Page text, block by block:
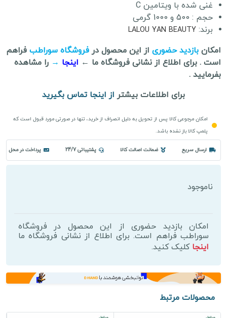
غنی شده با ویتامین C
حجم : 500 و 1000 گرمی
برند: LALOU YAN BEAUTY
امکان بازدید حضوری از این محصول در فروشگاه سوراطب فراهم
است . برای اطلاع از نشانی فروشگاه ما ← اینجا → را مشاهده
بفرمایید .
برای اطلاعات بیشتر از اینجا تماس بگیرید
امکان مرجوعی کالا پس از تحویل به دلیل انصراف از خرید، تنها در صورتی مورد قبول است که
پلمپ کالا باز نشده باشد.
ارسال سریع ضمانت اصالت کالا پشتیباتی 24/7 پرداخت در محل
ناموجود
امکان بازدید حضوری از این محصول در فروشگاه
سوراطب فراهم است. برای اطلاع از نشانی فروشگاه ما
اینجا کلیک کنید.
محصولات مرتبط